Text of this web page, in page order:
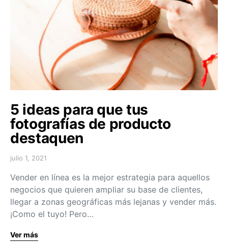
5 ideas para que tus
fotografías de producto
destaquen
julio 1, 2021
Vender en línea es la mejor estrategia para aquellos
negocios que quieren ampliar su base de clientes,
llegar a zonas geográficas más lejanas y vender más.
¡Como el tuyo! Pero…
Ver más